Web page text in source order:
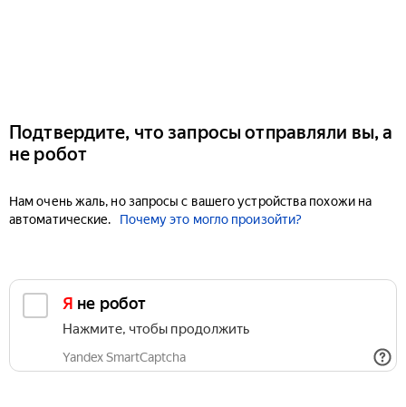
Подтвердите, что запросы отправляли вы, а
не робот
Нам очень жаль, но запросы с вашего устройства похожи на
автоматические.
Почему это могло произойти?
Я не робот
Нажмите, чтобы продолжить
Yandex SmartCaptcha